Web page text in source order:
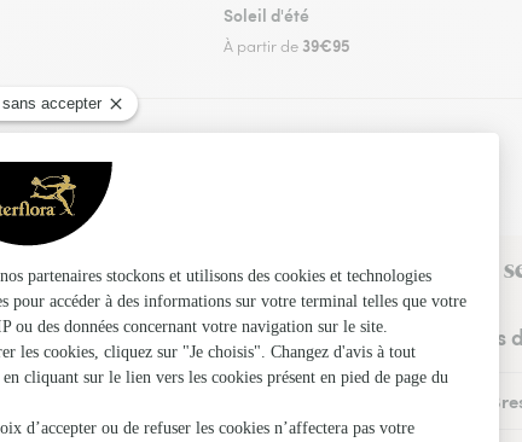
Soleil d'été
À partir de 39€95
à La Chapelle-Pouilloux et dans
Les fleuristes
Fleuristes à